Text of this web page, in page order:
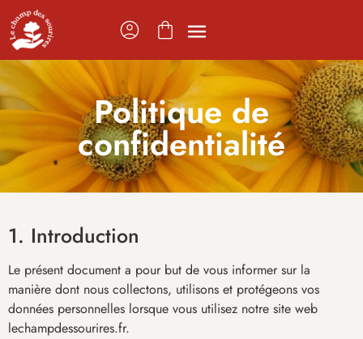
Politique de
confidentialité
1. Introduction
Le présent document a pour but de vous informer sur la
manière dont nous collectons, utilisons et protégeons vos
données personnelles lorsque vous utilisez notre site web
lechampdessourires.fr.